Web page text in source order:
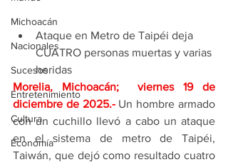
Michoacán
Nacionales
Sucesos
Entretenimiento
Cultura
Economía
Ataque en Metro de Taipéi deja
CUATRO personas muertas y varias
heridas
Morelia, Michoacán;  viernes 19 de
diciembre de 2025.- Un hombre armado
con un cuchillo llevó a cabo un ataque
en el sistema de metro de Taipéi,
Taiwán, que dejó como resultado cuatro